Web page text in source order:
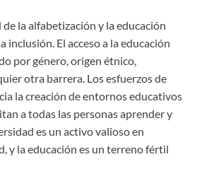
la alfabetización y la educación
inclusión. El acceso a la educación
por género, origen étnico,
otra barrera. Los esfuerzos de
la creación de entornos educativos
a todas las personas aprender y
es un activo valioso en
y la educación es un terreno fértil